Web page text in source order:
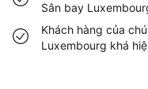
Sân bay
Khách hàng của
Luxembourg khá